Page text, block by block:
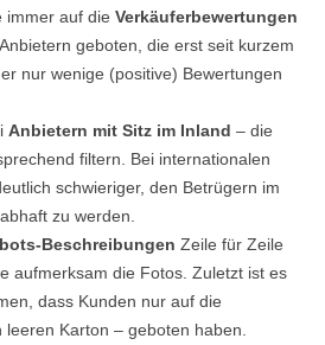
immer auf die Verkäuferbewertungen
geboten, die erst seit kurzem
nur wenige (positive) Bewertungen
Anbietern mit Sitz im Inland – die
filtern. Bei internationalen
schwieriger, den Betrügern im
zu werden.
Beschreibungen Zeile für Zeile
aufmerksam die Fotos. Zuletzt ist es
dass Kunden nur auf die
Karton – geboten haben.